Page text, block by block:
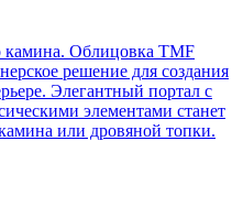
камина. Облицовка TMF
решение для создания
Элегантный портал с
элементами станет
или дровяной топки.